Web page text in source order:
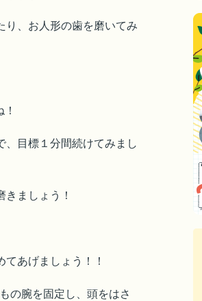
り、お人形の歯を磨いてみ
目標１分間続けてみまし
ましょう！
あげましょう！！
の腕を固定し、頭をはさ